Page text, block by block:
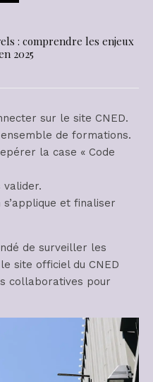
: comprendre les enjeux
2025
sur le site CNED.
de formations.
la case « Code
valider.
et finaliser
de surveiller les
site officiel du CNED
collaboratives pour